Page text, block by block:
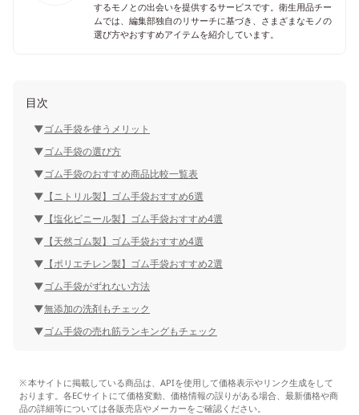
するモノとの出会いを提供するサービスです。衛生用品チー
ムでは、編集部独自のリサーチに基づき、さまざまなモノの
選び方やおすすめアイテムを紹介しています。
目次
ゴム手袋を使うメリット
ゴム手袋の選び方
ゴム手袋のおすすめ商品比較一覧表
【ニトリル製】ゴム手袋おすすめ6選
【塩化ビニール製】ゴム手袋おすすめ4選
【天然ゴム製】ゴム手袋おすすめ4選
【ポリエチレン製】ゴム手袋おすすめ2選
ゴム手袋がずれない方法
無添加の洗剤もチェック
ゴム手袋の売れ筋ランキングもチェック
本サイトに掲載している商品は、APIを使用して価格表示やリンク生成をして
おります。各ECサイトにて価格変動、価格情報の誤りがある場合、最新価格や商
品の詳細等については各販売店やメーカーをご確認ください。